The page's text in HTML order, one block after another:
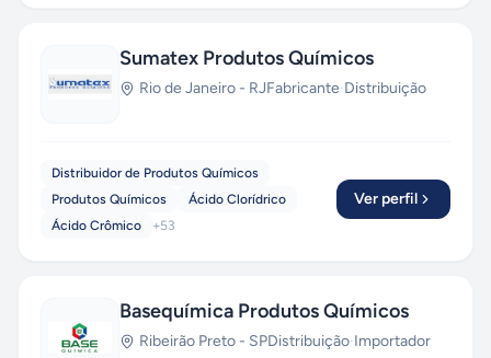
Sumatex Produtos Químicos
Rio de Janeiro - RJFabricante·Distribuição
Distribuidor de Produtos Químicos
Produtos Químicos
Ácido Clorídrico
Ácido Crômico
+53
Ver perfil
Basequímica Produtos Químicos
Ribeirão Preto - SPDistribuição·Importador